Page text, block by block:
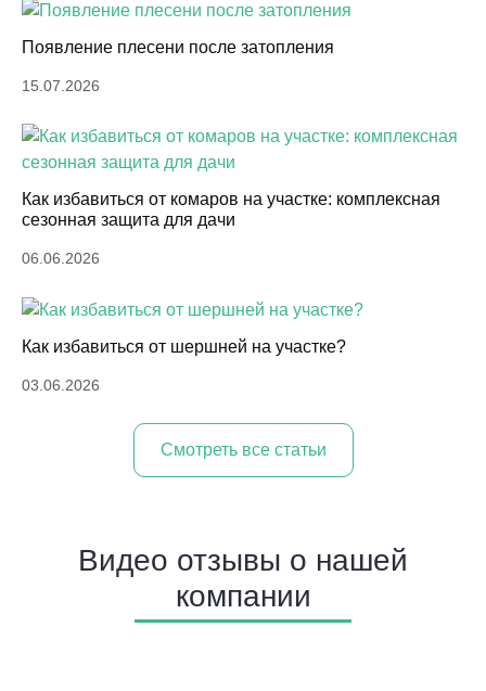
Почему сложно справиться с
проблемой своими руками?
При самостоятельном подборе средств для обработки
от клопов, тараканов или грызунов в Мытищах, вы
том, что современные паразиты выработали
устойчивость к различным видам воздействия и их
сложно вытравить простыми бытовыми ядами,
по г. Мытищи, и с вами в ближайшее время свяжется
оператор для проведения бесплатной консультации.
Появление плесени после затопления
15.07.2026
Как избавиться от комаров на участке: комплексная
сезонная защита для дачи
06.06.2026
Как избавиться от шершней на участке?
03.06.2026
Cмотреть все статьи
Видео отзывы о нашей
компании